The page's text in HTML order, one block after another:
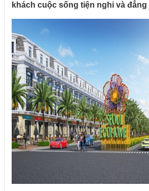
khách cuộc sống tiện nghi và đẳng